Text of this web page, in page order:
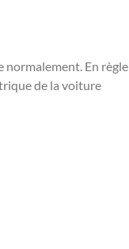
normalement. En règle
de la voiture